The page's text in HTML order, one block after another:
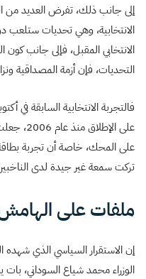
إلى جانب ذلك، تفرض العديد من
الانتخابية، وهي تحديات ستلعب
الانتخابي المقبل، فإلى جانب كون
التحديات، فإن أزمة المصداقية
على
على المحك، خاصة أن تجربة بطاقة
تركت سمعة غير جيدة لدى
ملفات على
إن الاستقرار السياسي الذي شهده
الوزراء محمد شياع السوداني،